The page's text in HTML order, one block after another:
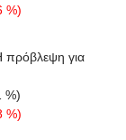
%)
πρόβλεψη για
%)
%)